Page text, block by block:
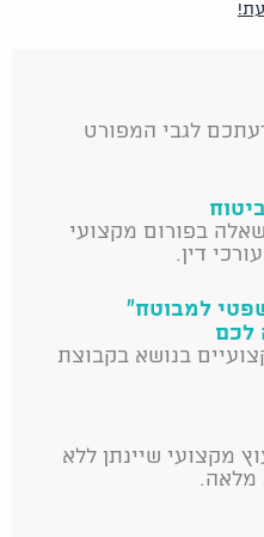
לגבי המפורט
בפורום מקצועי
דין.
למבוטח"
לכם
בנושא בקבוצת
מקצועי שיינתן ללא
מלאה.